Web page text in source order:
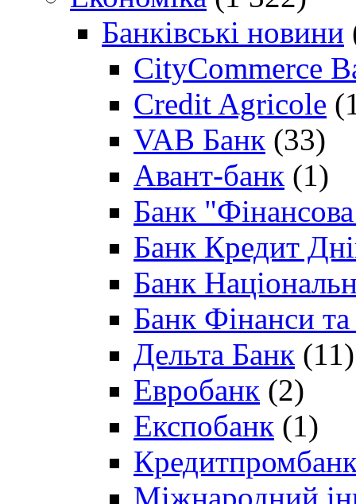
Банківські новини
CityCommerce
Credit Agricole
VAB Банк (33)
Авант-банк (1)
Банк "Фінансова
Банк Кредит
Банк
Банк Фінанси
Дельта Банк (11)
Евробанк (2)
Експобанк (1)
Міжнародний